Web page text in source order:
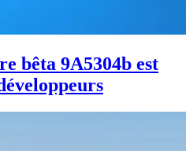
bêta 9A5304b est